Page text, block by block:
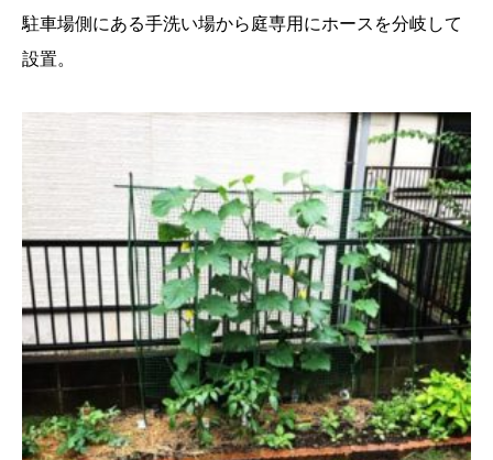
駐車場側にある手洗い場から庭専用にホースを分岐して
設置。